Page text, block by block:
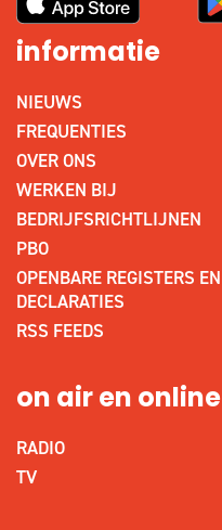
informatie
NIEUWS
FREQUENTIES
OVER ONS
WERKEN BIJ
BEDRIJFSRICHTLIJNEN
PBO
OPENBARE REGISTERS EN
DECLARATIES
RSS FEEDS
on air en online
RADIO
TV